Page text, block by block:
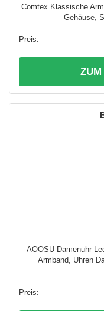
Comtex Klassische
Gehäuse,
AOOSU Damenuhr
Armband, Uhren